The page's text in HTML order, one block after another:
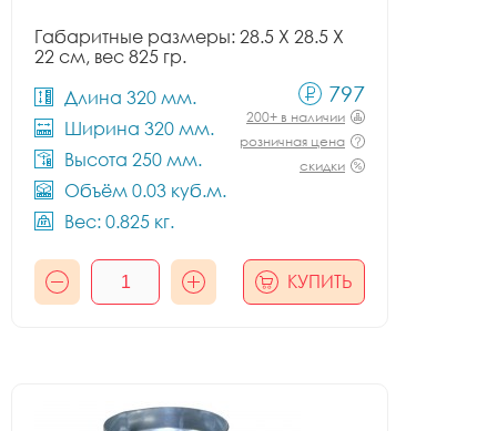
Габаритные размеры: 28.5 X 28.5 X
22 см, вес 825 гр.
Длина 320 мм.
Ширина 320 мм.
Высота 250 мм.
Объём 0.03 куб.м.
Вес: 0.825 кг.
797
200+ в наличии
розничная цена
скидки
КУПИТЬ